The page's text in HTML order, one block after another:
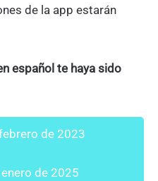
de la app estarán
español te haya sido
de 2023
de 2025